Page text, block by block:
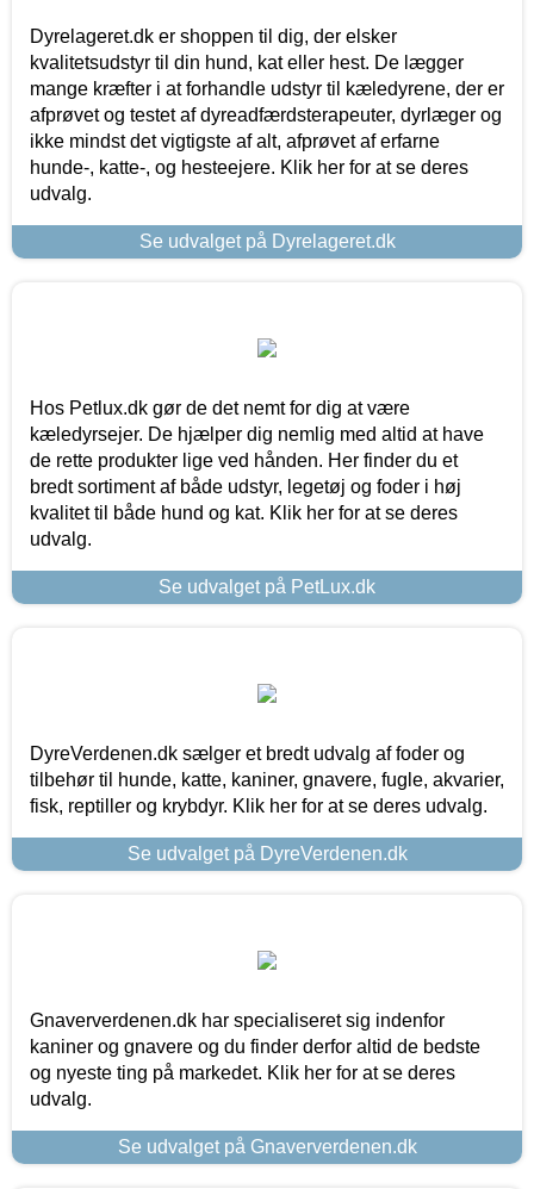
Dyrelageret.dk er shoppen til dig, der elsker
kvalitetsudstyr til din hund, kat eller hest. De lægger
mange kræfter i at forhandle udstyr til kæledyrene, der er
afprøvet og testet af dyreadfærdsterapeuter, dyrlæger og
ikke mindst det vigtigste af alt, afprøvet af erfarne
hunde-, katte-, og hesteejere. Klik her for at se deres
udvalg.
Se udvalget på Dyrelageret.dk
Hos Petlux.dk gør de det nemt for dig at være
kæledyrsejer. De hjælper dig nemlig med altid at have
de rette produkter lige ved hånden. Her finder du et
bredt sortiment af både udstyr, legetøj og foder i høj
kvalitet til både hund og kat. Klik her for at se deres
udvalg.
Se udvalget på PetLux.dk
DyreVerdenen.dk sælger et bredt udvalg af foder og
tilbehør til hunde, katte, kaniner, gnavere, fugle, akvarier,
fisk, reptiller og krybdyr. Klik her for at se deres udvalg.
Se udvalget på DyreVerdenen.dk
Gnaververdenen.dk har specialiseret sig indenfor
kaniner og gnavere og du finder derfor altid de bedste
og nyeste ting på markedet. Klik her for at se deres
udvalg.
Se udvalget på Gnaververdenen.dk